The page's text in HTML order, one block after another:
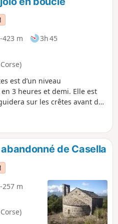
et les étangs de la
technique sur cette longue
très variés.
-423 m
3h 45
est d’un niveau
3 heures et demi. Elle est
sur les crêtes avant de
Casella le balisage change
la Petra a u Moru et
pour une montée très légère
de Casella vous pouvez
la variante par la chapelle
de 30 minutes également
de Casella
-257 m